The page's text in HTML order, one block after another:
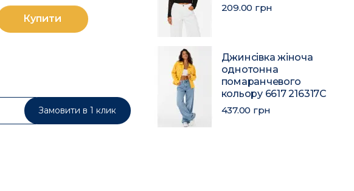
Купити
Замовити в 1 клик
209.00 грн
Джинсівка жіноча
однотонна
помаранчевого
кольору 6617 216317C
437.00 грн